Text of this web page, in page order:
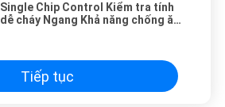
Single Chip Control Kiểm tra tính
dễ cháy Ngang Khả năng chống ăn
Tiếp tục